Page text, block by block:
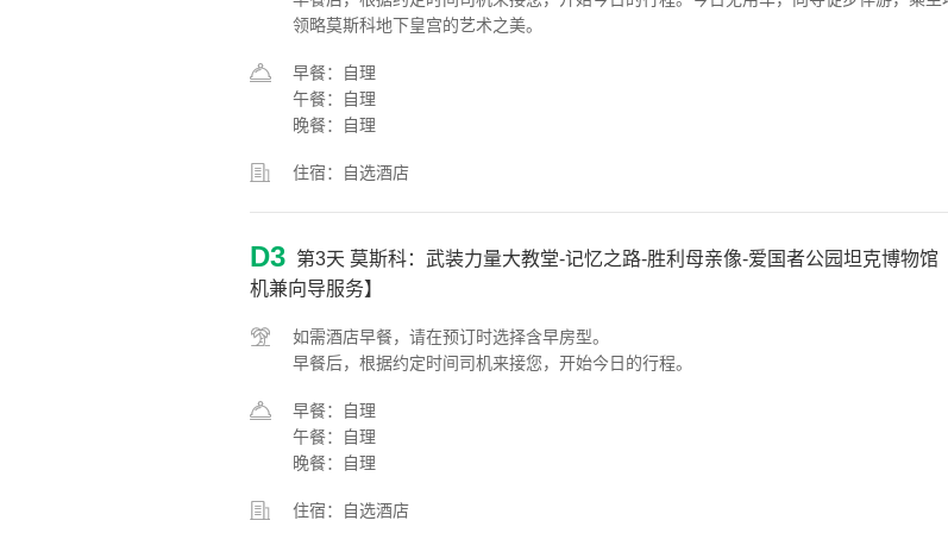
领略莫斯科地下皇宫的艺术之美。
早餐：自理
午餐：自理
晚餐：自理
住宿：自选酒店
D3 第3天 莫斯科：武装力量大教堂-记忆之路-胜利母亲像-爱国者公园坦克博物馆
机兼向导服务】
如需酒店早餐，请在预订时选择含早房型。
早餐后，根据约定时间司机来接您，开始今日的行程。
早餐：自理
午餐：自理
晚餐：自理
住宿：自选酒店